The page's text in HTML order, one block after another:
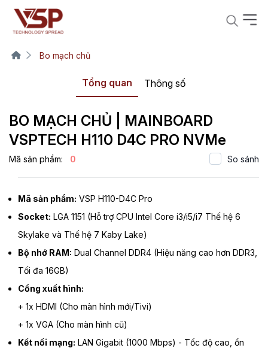
Bo mạch chủ
Tổng quan Thông số
BO MẠCH CHỦ | MAINBOARD
VSPTECH H110 D4C PRO NVMe
Mã sản phẩm: 0 So sánh
Mã sản phẩm: VSP H110-D4C Pro
Socket: LGA 1151 (Hỗ trợ CPU Intel Core i3/i5/i7 Thế hệ 6
Skylake và Thế hệ 7 Kaby Lake)
Bộ nhớ RAM: Dual Channel DDR4 (Hiệu năng cao hơn DDR3,
Tối đa 16GB)
Cổng xuất hình:
+ 1x HDMI (Cho màn hình mới/Tivi)
+ 1x VGA (Cho màn hình cũ)
Kết nối mạng: LAN Gigabit (1000 Mbps) - Tốc độ cao, ổn